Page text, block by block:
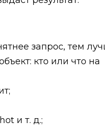
запрос, тем
кто или что на
и т. д.;